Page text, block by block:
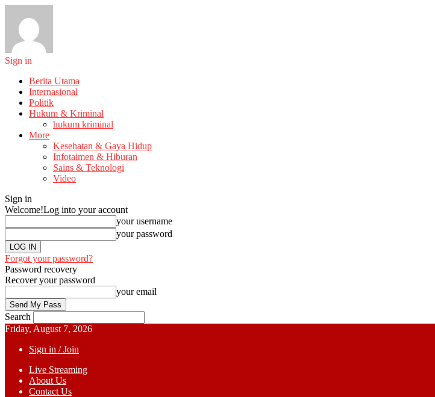
Sign in
Berita Utama
Internasional
Politik
Hukum & Kriminal
hukum kriminal
More
Kesehatan & Gaya Hidup
Infotaimen & Hiburan
Sains & Teknologi
Video
Sign in
Welcome!Log into your account
your username
your password
Forgot your password?
Password recovery
Recover your password
your email
Search
Friday, August 7, 2026
Sign in / Join
Live Streaming
About Us
Contact Us